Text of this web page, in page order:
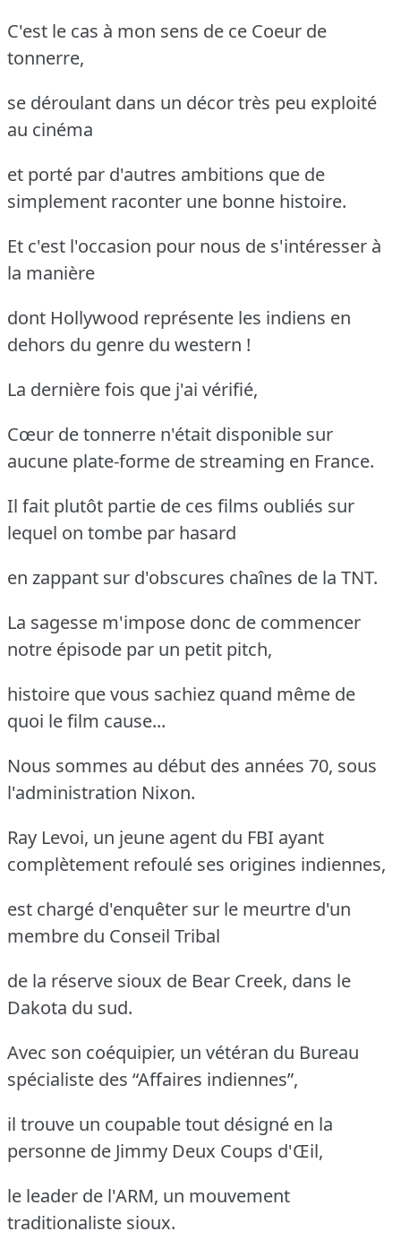
C'est le cas à mon sens de ce Coeur de
tonnerre,
se déroulant dans un décor très peu exploité
au cinéma
et porté par d'autres ambitions que de
simplement raconter une bonne histoire.
Et c'est l'occasion pour nous de s'intéresser à
la manière
dont Hollywood représente les indiens en
dehors du genre du western !
La dernière fois que j'ai vérifié,
Cœur de tonnerre n'était disponible sur
aucune plate-forme de streaming en France.
Il fait plutôt partie de ces films oubliés sur
lequel on tombe par hasard
en zappant sur d'obscures chaînes de la TNT.
La sagesse m'impose donc de commencer
notre épisode par un petit pitch,
histoire que vous sachiez quand même de
quoi le film cause...
Nous sommes au début des années 70, sous
l'administration Nixon.
Ray Levoi, un jeune agent du FBI ayant
complètement refoulé ses origines indiennes,
est chargé d'enquêter sur le meurtre d'un
membre du Conseil Tribal
de la réserve sioux de Bear Creek, dans le
Dakota du sud.
Avec son coéquipier, un vétéran du Bureau
spécialiste des “Affaires indiennes”,
il trouve un coupable tout désigné en la
personne de Jimmy Deux Coups d'Œil,
le leader de l'ARM, un mouvement
traditionaliste sioux.